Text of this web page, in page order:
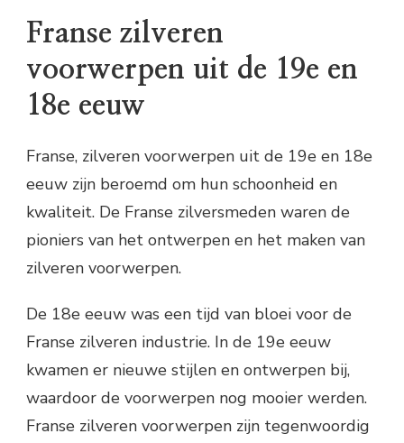
Franse zilveren
voorwerpen uit de 19e en
18e eeuw
Franse, zilveren voorwerpen uit de 19e en 18e
eeuw zijn beroemd om hun schoonheid en
kwaliteit. De Franse zilversmeden waren de
pioniers van het ontwerpen en het maken van
zilveren voorwerpen.
De 18e eeuw was een tijd van bloei voor de
Franse zilveren industrie. In de 19e eeuw
kwamen er nieuwe stijlen en ontwerpen bij,
waardoor de voorwerpen nog mooier werden.
Franse zilveren voorwerpen zijn tegenwoordig